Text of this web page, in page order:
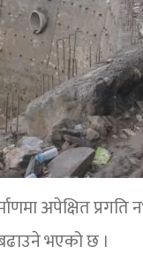
अपेक्षित
भएको छ ।